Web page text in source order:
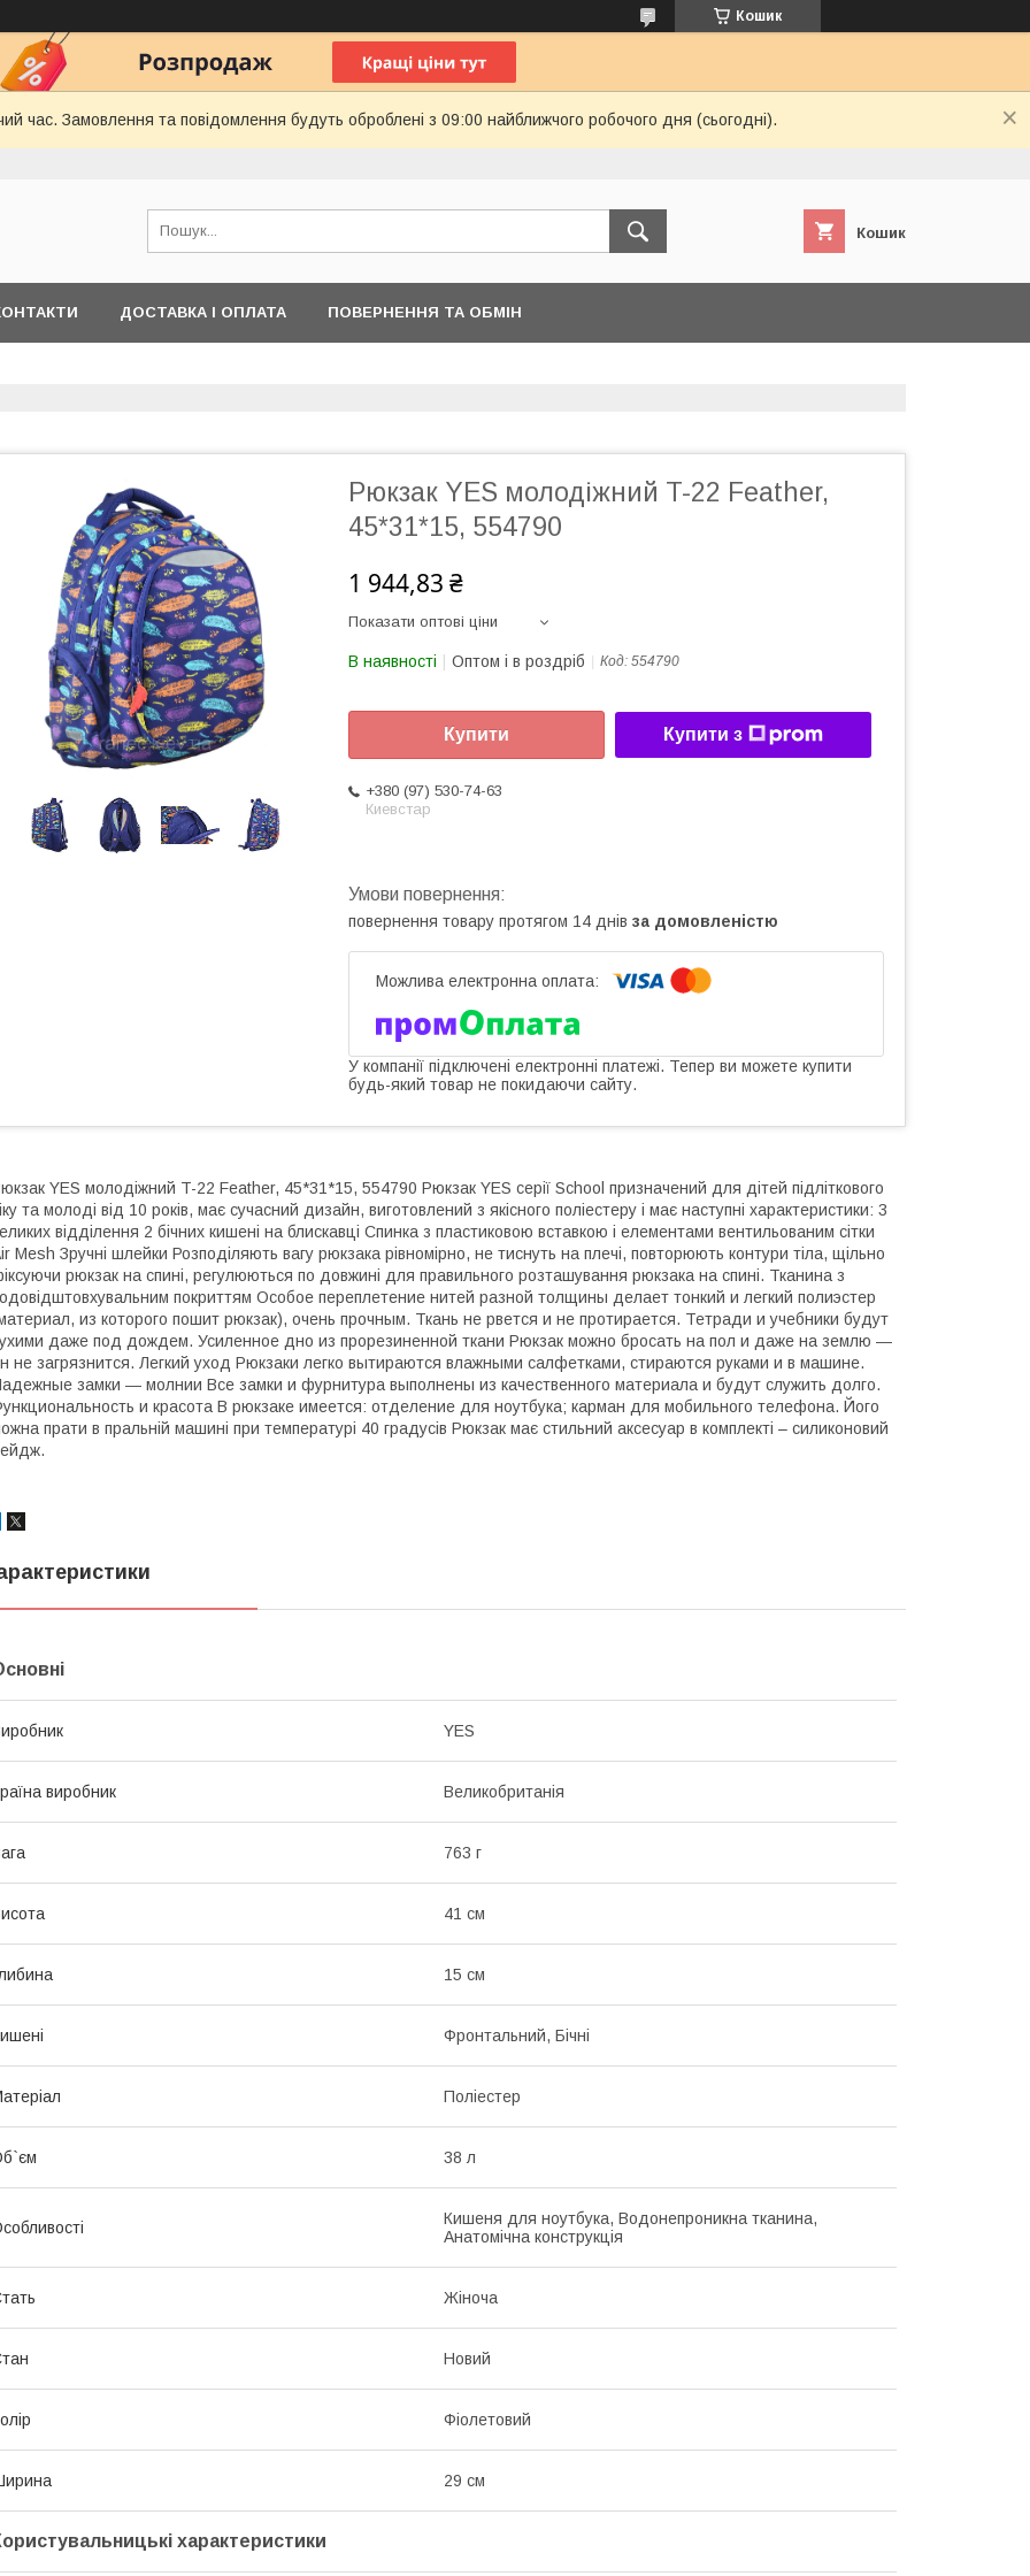
Кошик
час. Замовлення та повідомлення будуть оброблені з 09:00 найближчого робочого дня (сьогодні).
Кошик
ДОСТАВКА І ОПЛАТА ПОВЕРНЕННЯ ТА ОБМІН
Рюкзак YES молодіжний T-22 Feather,
45*31*15, 554790
1 944,83 ₴
Показати оптові ціни
В наявності Оптом і в роздріб Код: 554790
Купити Купити з
+380 (97) 530-74-63
Киевстар
повернення товару протягом 14 днів за домовленістю
У компанії підключені електронні платежі. Тепер ви можете купити
будь-який товар не покидаючи сайту.
YES молодіжний T-22 Feather, 45*31*15, 554790 Рюкзак YES серії School призначений для дітей підліткового
та молоді від 10 років, має сучасний дизайн, виготовлений з якісного поліестеру і має наступні характеристики: 3
відділення 2 бічних кишені на блискавці Спинка з пластиковою вставкою і елементами вентильованим сітки
Mesh Зручні шлейки Розподіляють вагу рюкзака рівномірно, не тиснуть на плечі, повторюють контури тіла, щільно
рюкзак на спині, регулюються по довжині для правильного розташування рюкзака на спині. Тканина з
покриттям Особое переплетение нитей разной толщины делает тонкий и легкий полиэстер
из которого пошит рюкзак), очень прочным. Ткань не рвется и не протирается. Тетради и учебники будут
даже под дождем. Усиленное дно из прорезиненной ткани Рюкзак можно бросать на пол и даже на землю ―
не загрязнится. Легкий уход Рюкзаки легко вытираются влажными салфетками, стираются руками и в машине.
замки ― молнии Все замки и фурнитура выполнены из качественного материала и будут служить долго.
и красота В рюкзаке имеется: отделение для ноутбука; карман для мобильного телефона. Його
прати в пральній машині при температурі 40 градусів Рюкзак має стильний аксесуар в комплекті – силиконовий
YES
виробник Великобританія
763 г
41 см
15 см
Фронтальний, Бічні
Поліестер
38 л
Кишеня для ноутбука, Водонепроникна тканина,
Анатомічна конструкція
Жіноча
Новий
Фіолетовий
29 см
характеристики